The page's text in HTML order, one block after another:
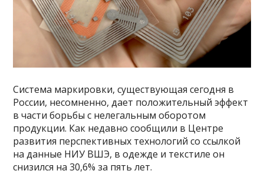
Система маркировки, существующая сегодня в
России, несомненно, дает положительный эффект
в части борьбы с нелегальным оборотом
продукции. Как недавно сообщили в Центре
развития перспективных технологий со ссылкой
на данные НИУ ВШЭ, в одежде и текстиле он
снизился на 30,6% за пять лет.